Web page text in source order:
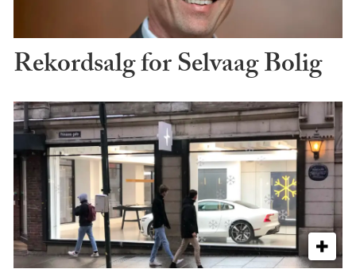
Rekordsalg for Selvaag Bolig